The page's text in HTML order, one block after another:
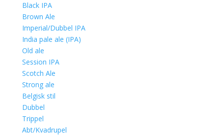
Black IPA
Brown Ale
Imperial/Dubbel IPA
India pale ale (IPA)
Old ale
Session IPA
Scotch Ale
Strong ale
Belgisk stil
Dubbel
Trippel
Abt/Kvadrupel